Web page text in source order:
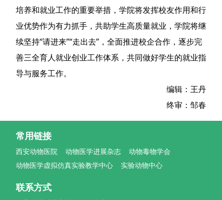
培养和就业工作的重要举措，学院将发挥校友作用和行
业优势作为有力抓手，共助学生高质量就业，学院将继
续坚持“请进来”“走出去”，全面推进校企合作，逐步完
善三全育人就业创业工作体系，共同做好学生的就业指
导与服务工作。
编辑：王丹
终审：邹春
常用链接
西安动物医院 动物医学进展杂志
动物毒物学会
动物医学虚拟仿真实验教学中心
实验动物中心
联系方式